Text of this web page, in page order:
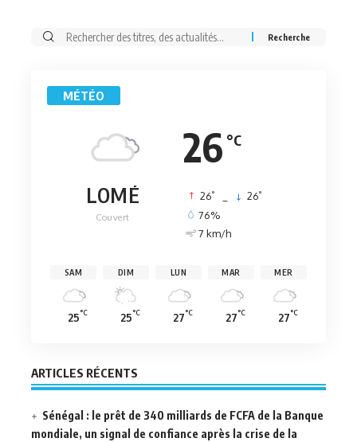
Rechercher:
MÉTÉO
26 °C
LOMÉ
Couvert
26° 26°
76%
7 km/h
SAM
25°C
DIM
25°C
LUN
27°C
MAR
27°C
MER
27°C
ARTICLES RÉCENTS
Sénégal : le prêt de 340 milliards de FCFA de la Banque
mondiale, un signal de confiance après la crise de la